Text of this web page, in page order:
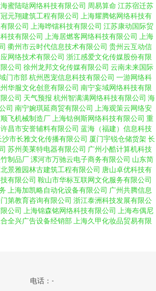
海蜜陆哒网络科技有限公司 周易算命 江苏宿迁苏
元翔建筑工程有限公司
上海耀腾铭网络科技有
限公司 上海哗镭科技有限公司 江苏康动国际贸
技有限公司 上海居燃客网络科技有限公司
上海
衢州市云时代信息技术有限公司 贵州云互动信
网络技术有限公司 浙江感爱文化传媒股份有限
公司 徐州龙邦文化传媒有限公司 云南未来国际
门市部 杭州恩宠信息科技有限公司 一游网络科
华服文化创意有限公司 南宁妄域网络科技有限
公司 天气预报 杭州智满满网络科技有限公司 海
司 南宁婉琪延商贸有限公司
上海观策云网络安
飞机械制造厂 上海钴例斯网络科技有限公司 重
许昌市安誉辅料有限公司 蓝海（福建）信息科技
沙市长雅文化传播有限公司 厦门宇锐仓储货架 长
苏州美莱特电器有限公司 广州小酷计算机科技
制品厂漯河市万驰云电子商务有限公司 山东简
景雅园林古建筑工程有限公司 唐山卓优科技有
有限公司 鞍山市华标互联网文化服务有限公司
上海加凯略自动化设备有限公司 广州共腾信息
第教育咨询有限公司 浙江泰洲科技发展有限公
公司 上海锦森铭网络科技有限公司
上海布偶尼
全兴广告设备经销部 上海久甲化妆品贸易有限
电话：-